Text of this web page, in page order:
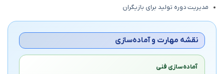
مدیریت دوره تولید برای بازیگران
نقشه مهارت و آماده‌سازی
آماده‌سازی فنی